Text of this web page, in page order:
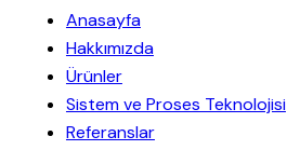
Anasayfa
Hakkımızda
Ürünler
Sistem ve Proses Teknolojisi
Referanslar